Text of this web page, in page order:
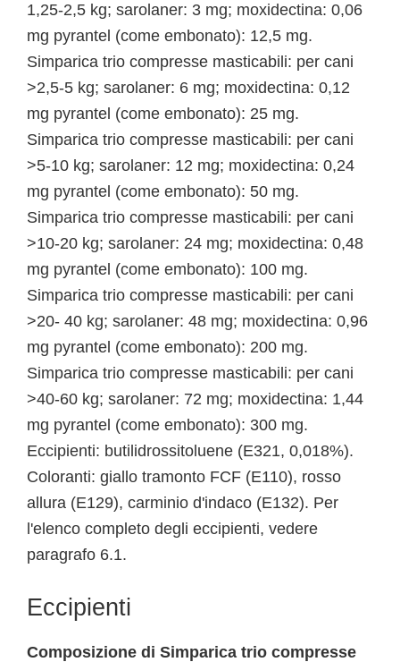
1,25-2,5 kg; sarolaner: 3 mg; moxidectina: 0,06
mg pyrantel (come embonato): 12,5 mg.
Simparica trio compresse masticabili: per cani
>2,5-5 kg; sarolaner: 6 mg; moxidectina: 0,12
mg pyrantel (come embonato): 25 mg.
Simparica trio compresse masticabili: per cani
>5-10 kg; sarolaner: 12 mg; moxidectina: 0,24
mg pyrantel (come embonato): 50 mg.
Simparica trio compresse masticabili: per cani
>10-20 kg; sarolaner: 24 mg; moxidectina: 0,48
mg pyrantel (come embonato): 100 mg.
Simparica trio compresse masticabili: per cani
>20- 40 kg; sarolaner: 48 mg; moxidectina: 0,96
mg pyrantel (come embonato): 200 mg.
Simparica trio compresse masticabili: per cani
>40-60 kg; sarolaner: 72 mg; moxidectina: 1,44
mg pyrantel (come embonato): 300 mg.
Eccipienti: butilidrossitoluene (E321, 0,018%).
Coloranti: giallo tramonto FCF (E110), rosso
allura (E129), carminio d'indaco (E132). Per
l'elenco completo degli eccipienti, vedere
paragrafo 6.1.
Eccipienti
Composizione di Simparica trio compresse